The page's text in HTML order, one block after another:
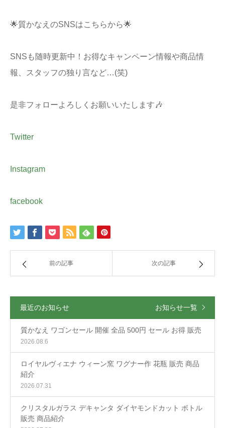
🌟質かなえのSNSはこちらから🌟
SNSも随時更新中！お得なキャンペーン情報や商品情
報、スタッフの独り言など…(笑)
是非フォローよろしくお願いいたします🎶
Twitter
Instagram
facebook
前の記事 次の記事
最近のお知らせ お知らせ一覧
質かなえ ワゴンセール 開催 全品 500円 セール お得 販売
2026.08.6
ロイヤルヴィエナ ウィーン窯 ワグナー作 花瓶 販売 商品
紹介
2026.07.31
クリスタルガラス デキャンタ ダイヤモンドカット ボトル
販売 商品紹介